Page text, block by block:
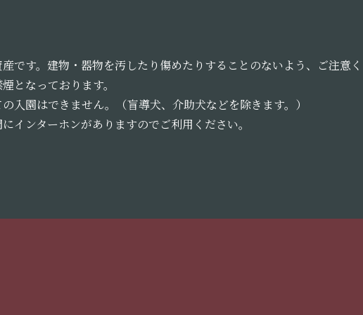
です。建物・器物を汚したり傷めたりすることのないよう、ご注意
となっております。
入園はできません。（盲導犬、介助犬などを除きます。）
インターホンがありますのでご利用ください。